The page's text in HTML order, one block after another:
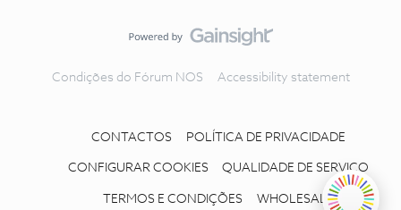
Condições do Fórum NOS Accessibility statement
CONTACTOS POLÍTICA DE PRIVACIDADE
CONFIGURAR COOKIES QUALIDADE DE SERVIÇO
TERMOS E CONDIÇÕES WHOLESALE